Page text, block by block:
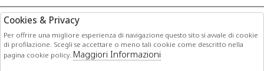
PAGAMENTI
Cookies & Privacy
Per offrire una migliore esperienza di navigazione questo sito si avvale di cookie
di profilazione. Scegli se accettare o meno tali cookie come descritto nella
pagina cookie policy. Maggiori Informazioni